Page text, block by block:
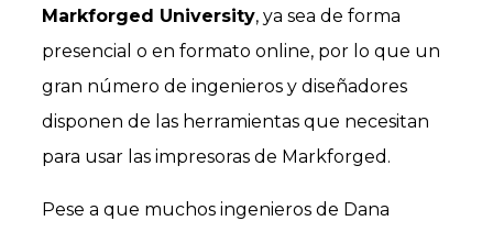
Markforged University, ya sea de forma
presencial o en formato online, por lo que un
gran número de ingenieros y diseñadores
disponen de las herramientas que necesitan
para usar las impresoras de Markforged.
Pese a que muchos ingenieros de Dana